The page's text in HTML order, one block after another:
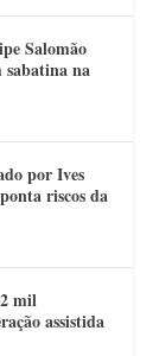
Salomão
sabatina na
por Ives
riscos da
mil
assistida